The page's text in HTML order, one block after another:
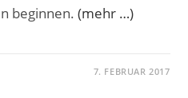
beginnen.(mehr …)
7. FEBRUAR 2017